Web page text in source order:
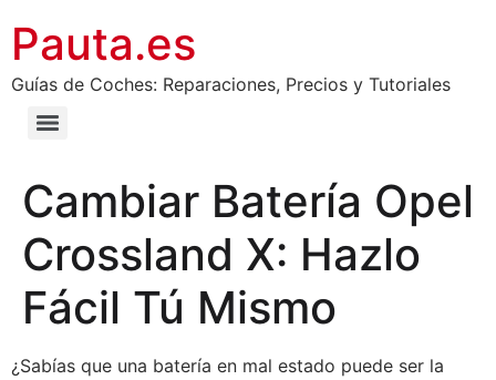
Pauta.es
Guías de Coches: Reparaciones, Precios y Tutoriales
Cambiar Batería Opel
Crossland X: Hazlo
Fácil Tú Mismo
¿Sabías que una batería en mal estado puede ser la